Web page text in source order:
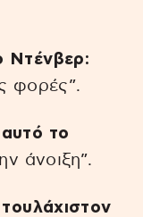
Ντένβερ:
φορές”.
το
άνοιξη”.